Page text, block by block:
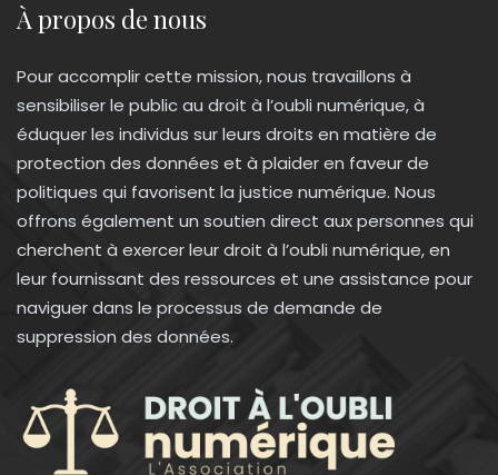
À propos de nous
Pour accomplir cette mission, nous travaillons à
sensibiliser le public au droit à l’oubli numérique, à
éduquer les individus sur leurs droits en matière de
protection des données et à plaider en faveur de
politiques qui favorisent la justice numérique. Nous
offrons également un soutien direct aux personnes qui
cherchent à exercer leur droit à l’oubli numérique, en
leur fournissant des ressources et une assistance pour
naviguer dans le processus de demande de
suppression des données.